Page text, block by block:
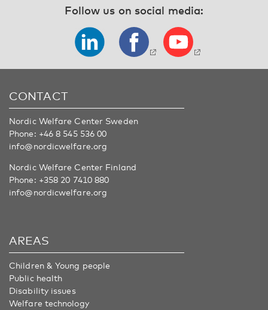
Follow us on social media:
CONTACT
Nordic Welfare Center Sweden
Phone: +46 8 545 536 00
info@nordicwelfare.org
Nordic Welfare Center Finland
Phone: +358 20 7410 880
info@nordicwelfare.org
AREAS
Children & Young people
Public health
Disability issues
Welfare technology